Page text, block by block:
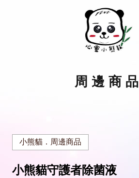
周邊商品
小熊貓．周邊商品
小熊貓守護者除菌液